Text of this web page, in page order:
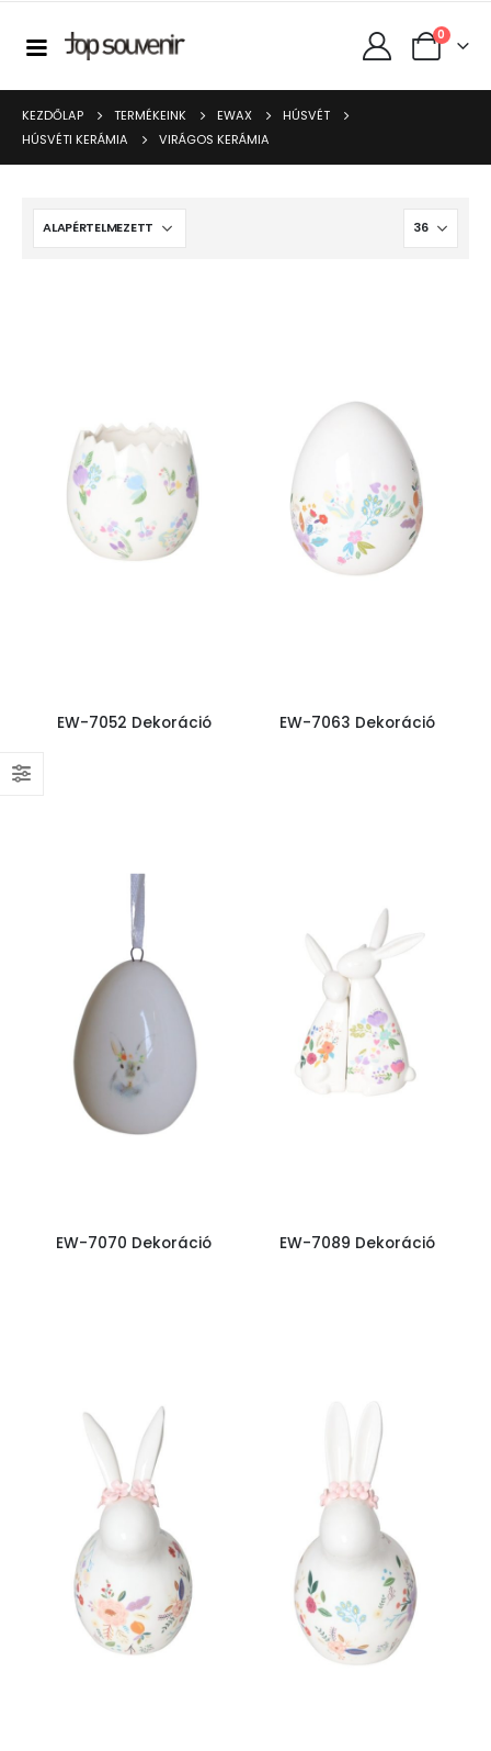
0
KEZDŐLAP TERMÉKEINK EWAX
HÚSVÉT
HÚSVÉTI KERÁMIA
VIRÁGOS KERÁMIA
EW-7052 Dekoráció EW-7063 Dekoráció
EW-7070 Dekoráció EW-7089 Dekoráció